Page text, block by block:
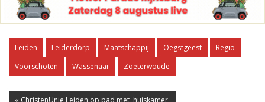
Leiden Leiderdorp Maatschappij Oegstgeest
Regio
Voorschoten
Wassenaar Zoeterwoude